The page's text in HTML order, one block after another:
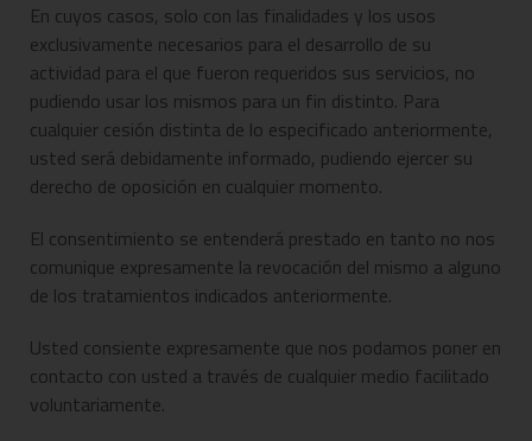
En cuyos casos, solo con las finalidades y los usos
exclusivamente necesarios para el desarrollo de su
actividad para el que fueron requeridos sus servicios, no
pudiendo usar los mismos para un fin distinto. Para
cualquier cesión distinta de lo especificado anteriormente,
usted será debidamente informado, pudiendo ejercer su
derecho de oposición en cualquier momento.
El consentimiento se entenderá prestado en tanto no nos
comunique expresamente la revocación del mismo a alguno
de los tratamientos indicados anteriormente.
Usted consiente expresamente que nos podamos poner en
contacto con usted a través de cualquier medio facilitado
voluntariamente.